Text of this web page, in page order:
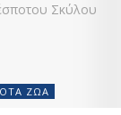
ΖΏΑ